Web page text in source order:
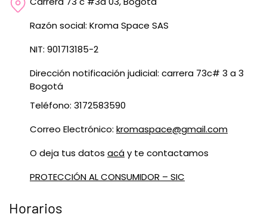
Razón social: Kroma Space SAS
NIT: 901713185-2
Dirección notificación judicial: carrera 73c# 3 a 3
Bogotá
Teléfono: 3172583590
Correo Electrónico: kromaspace@gmail.com
O deja tus datos acáy te contactamos
PROTECCIÓN AL CONSUMIDOR – SIC
Horarios